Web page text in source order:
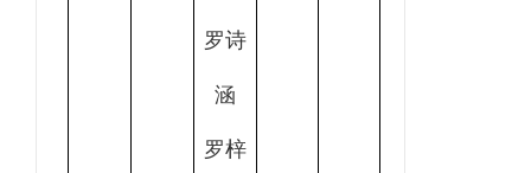
罗诗
涵
罗梓